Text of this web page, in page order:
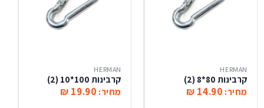
HERMAN
קרבינות 80*8 (2)
מחיר: 14.90 ₪
HERMAN
קרבינות 100*10 (2)
מחיר: 19.90 ₪